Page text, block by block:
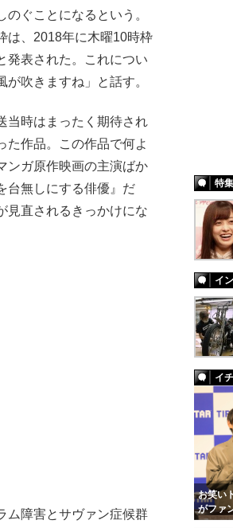
ぐことになるという。
は、2018年に木曜10時枠
発表された。これについ
吹きますね」と話す。
当時はまったく期待され
た作品。この作品で何よ
ンガ原作映画の主演ばか
台無しにする俳優』だ
見直されるきっかけにな
ム障害とサヴァン症候群
特集
イ
イ
お笑い
がファ